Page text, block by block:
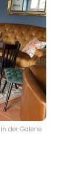
der Galerie.